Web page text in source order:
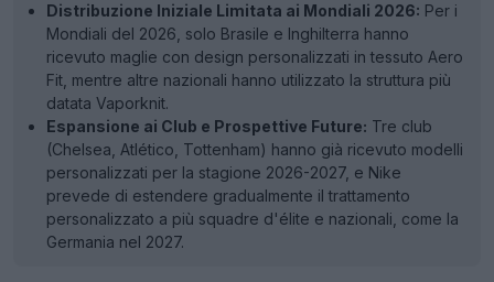
Distribuzione Iniziale Limitata ai Mondiali 2026: Per i
Mondiali del 2026, solo Brasile e Inghilterra hanno
ricevuto maglie con design personalizzati in tessuto Aero
Fit, mentre altre nazionali hanno utilizzato la struttura più
datata Vaporknit.
Espansione ai Club e Prospettive Future: Tre club
(Chelsea, Atlético, Tottenham) hanno già ricevuto modelli
personalizzati per la stagione 2026-2027, e Nike
prevede di estendere gradualmente il trattamento
personalizzato a più squadre d'élite e nazionali, come la
Germania nel 2027.